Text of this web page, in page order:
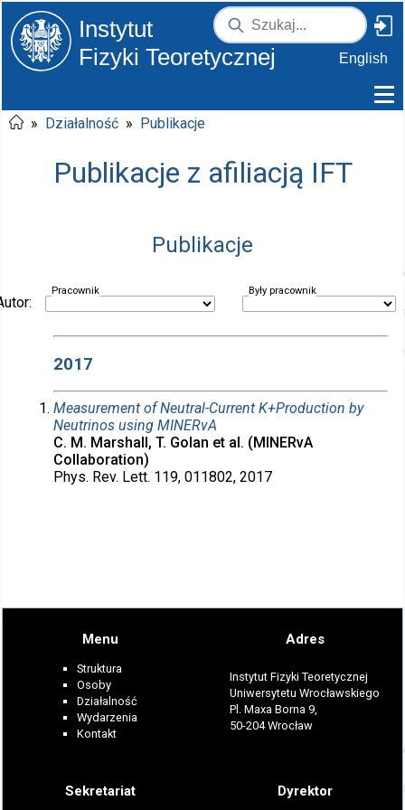
Instytut
Fizyki Teoretycznej
English
» Działalność » Publikacje
Publikacje z afiliacją IFT
Publikacje
Pracownik Były pracownik
2017
Measurement of Neutral-Current K+Production by
Neutrinos using MINERvA
C. M. Marshall, T. Golan et al. (MINERvA
Collaboration)
Phys. Rev. Lett. 119, 011802, 2017
Menu
Struktura
Osoby
Działalność
Wydarzenia
Kontakt
Adres
Instytut Fizyki Teoretycznej
Uniwersytetu Wrocławskiego
Pl. Maxa Borna 9,
50-204 Wrocław
Sekretariat Dyrektor